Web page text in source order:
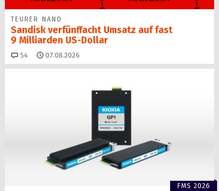
TEURER NAND
Sandisk verfünffacht Umsatz auf fast
9 Milliarden US-Dollar
54 Kommentare
07.08.2026
FMS 2026